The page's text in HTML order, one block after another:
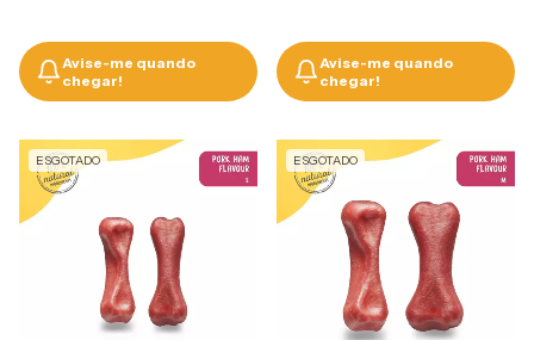
Avise-me quando
chegar!
Avise-me quando
chegar!
ESGOTADO ESGOTADO